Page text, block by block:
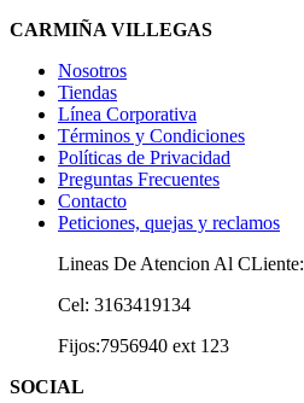
CARMIÑA VILLEGAS
Nosotros
Tiendas
Línea Corporativa
Términos y Condiciones
Políticas de Privacidad
Preguntas Frecuentes
Contacto
Peticiones, quejas y reclamos
Lineas De Atencion Al CLiente:
Cel: 3163419134
Fijos:7956940 ext 123
SOCIAL